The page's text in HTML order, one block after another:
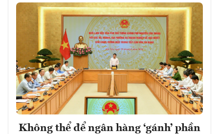
Không thể để ngân hàng ‘gánh’ phần